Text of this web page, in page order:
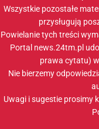
Wszystkie pozostałe
przysługują
Powielanie tych treści
Portal news.24tm.pl
prawa cytatu)
Nie bierzemy
Uwagi i sugestie prosimy